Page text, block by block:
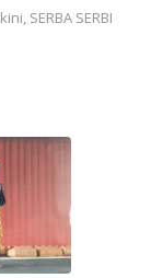
, SERBA SERBI